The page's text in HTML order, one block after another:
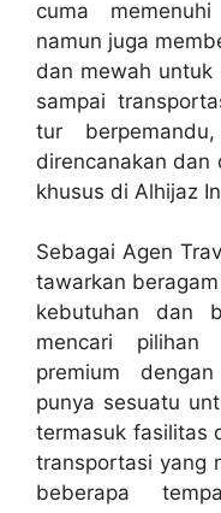
cuma
namun juga
dan mewah untuk
sampai
tur
direncanakan dan
khusus di Alhijaz
Sebagai Agen
tawarkan
kebutuhan dan
mencari
premium
punya sesuatu
termasuk fasilitas
transportasi yang
beberapa